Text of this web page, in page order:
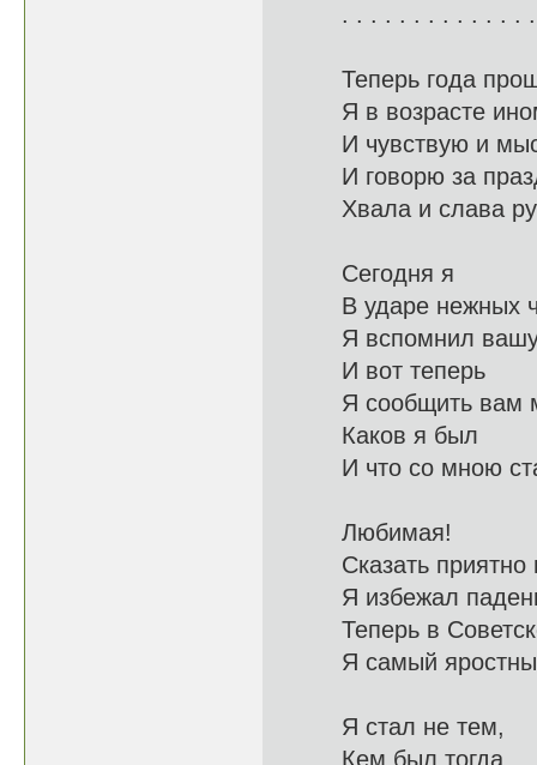
. . . . . . . . . . . . . .
Теперь года
Я в
И чувствую
И говорю за
Хвала и
Сегодня я
В ударе
Я вспомнил
И вот теперь
Я
Каков я был
И что со
Любимая!
Сказать
Я избежал
Теперь в
Я самый
Я стал не тем,
Кем